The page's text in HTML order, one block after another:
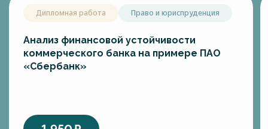
оказании нетрадиционных банковских услуг.
курсовой разницы при продаже своих ценных бумаг и
бумаг других эмитентов, комиссии за услуги по
приватизации (доведение до требуемых стандартов
79], источником дохода могут являться
Дипломная работа Право и юриспруденция
Анализ финансовой устойчивости
коммерческого банка на примере ПАО
«Сбербанк»